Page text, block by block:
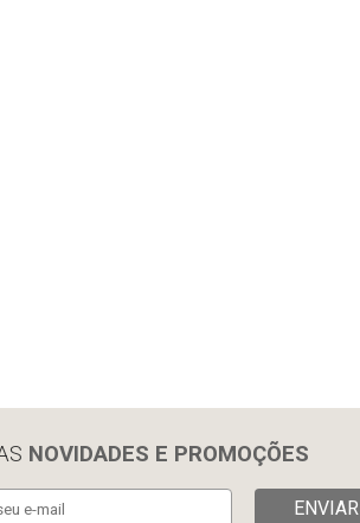
NOVIDADES E PROMOÇÕES
ENVIAR